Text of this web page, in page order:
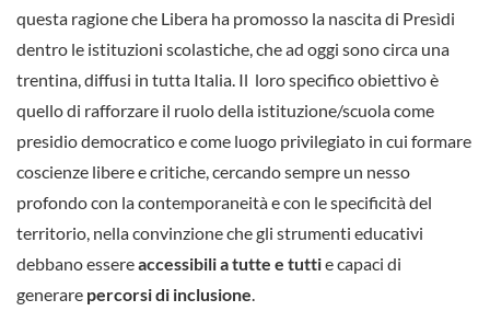
questa ragione che Libera ha promosso la nascita di Presìdi
dentro le istituzioni scolastiche, che ad oggi sono circa una
trentina, diffusi in tutta Italia. Il loro specifico obiettivo è
quello di rafforzare il ruolo della istituzione/scuola come
presidio democratico e come luogo privilegiato in cui formare
coscienze libere e critiche, cercando sempre un nesso
profondo con la contemporaneità e con le specificità del
territorio, nella convinzione che gli strumenti educativi
debbano essereaccessibili a tutte e tuttie capaci di
generare percorsi di inclusione.